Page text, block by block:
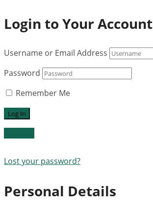
Login to Your Account
Username or Email Address
Password
Remember Me
Lost your password?
Personal Details